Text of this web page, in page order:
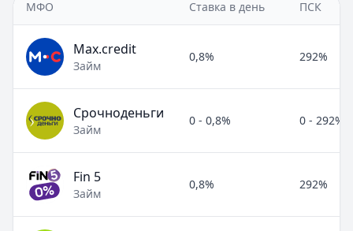
МФО Ставка в день ПСК
Max.credit
Займ
0,8% 292%
Срочноденьги
Займ
0 - 0,8% 0 - 292%
Fin 5
Займ
0,8% 292%